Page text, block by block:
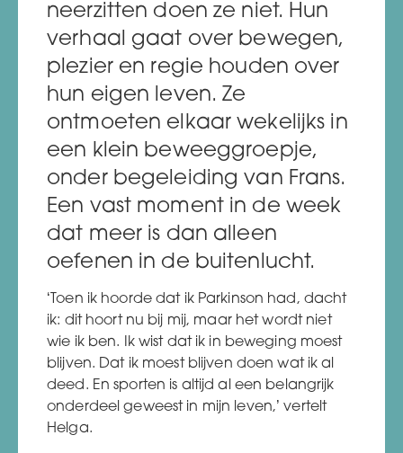
neerzitten doen ze niet. Hun
verhaal gaat over bewegen,
plezier en regie houden over
hun eigen leven. Ze
ontmoeten elkaar wekelijks in
een klein beweeggroepje,
onder begeleiding van Frans.
Een vast moment in de week
dat meer is dan alleen
oefenen in de buitenlucht.
‘Toen ik hoorde dat ik Parkinson had, dacht
ik: dit hoort nu bij mij, maar het wordt niet
wie ik ben. Ik wist dat ik in beweging moest
blijven. Dat ik moest blijven doen wat ik al
deed. En sporten is altijd al een belangrijk
onderdeel geweest in mijn leven,’ vertelt
Helga.